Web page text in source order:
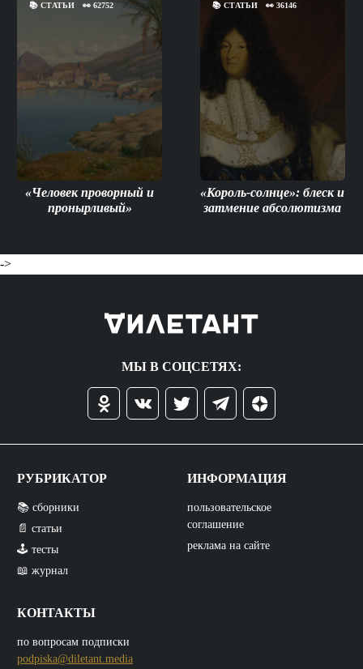
📚 СТАТЬИ 👀 62752
«Человек проворный и
пронырливый»
📚СТАТЬИ 👀36146
«Король-солнце»: блеск и
затмение абсолютизма
->
МЫ В СОЦСЕТЯХ:
РУБРИКАТОР
📚 сборники
📄 статьи
🕹️ тесты
📖 журнал
КОНТАКТЫ
по вопросам подписки
podpiska@diletant.media
ИНФОРМАЦИЯ
пользовательское
соглашение
реклама на сайте